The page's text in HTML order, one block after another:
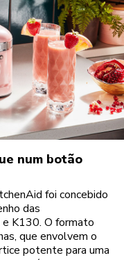
num botão
foi concebido
das
K130. O formato
que envolvem o
potente para uma